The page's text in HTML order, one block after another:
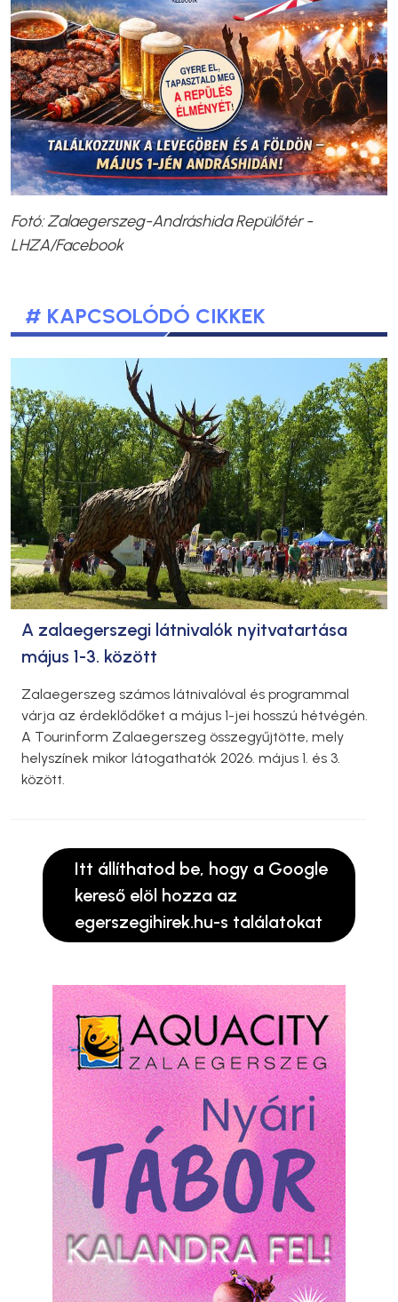
Fotó: Zalaegerszeg-Andráshida Repülőtér -
LHZA/Facebook
# KAPCSOLÓDÓ CIKKEK
A zalaegerszegi látnivalók nyitvatartása
május 1-3. között
Zalaegerszeg számos látnivalóval és programmal
várja az érdeklődőket a május 1-jei hosszú hétvégén.
A Tourinform Zalaegerszeg összegyűjtötte, mely
helyszínek mikor látogathatók 2026. május 1. és 3.
között.
Itt állíthatod be, hogy a Google
kereső elöl hozza az
egerszegihirek.hu-s találatokat